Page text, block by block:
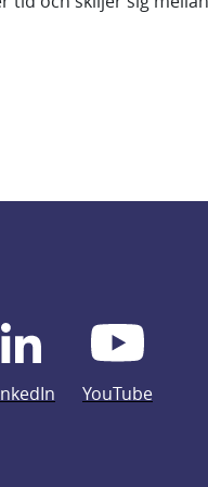
YouTube